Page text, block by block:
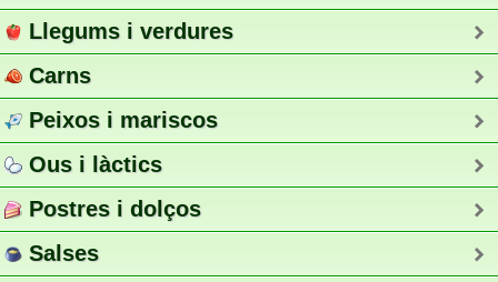
Llegums i verdures
Carns
Peixos i mariscos
Ous i làctics
Postres i dolços
Salses